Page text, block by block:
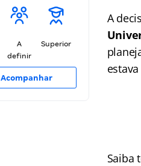
A
definir
Superior
Acompanhar
A
Saiba